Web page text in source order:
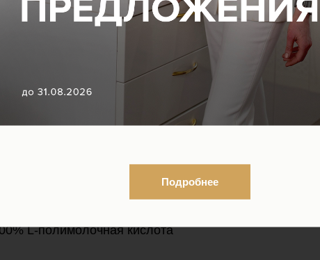
есть ряд существенных преимуществ:
водно-гелевая суспензия, не выпадающая в осадок
введения иглой и канюлей
мг во флаконе
L-полимолочная кислота
Подробнее